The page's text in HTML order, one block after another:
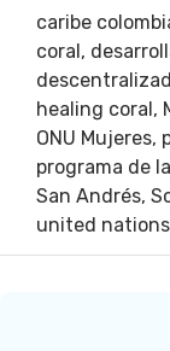
caribe
coral ,
healing coral ,
ONU Mujeres,
programa de
San Andrés,
united